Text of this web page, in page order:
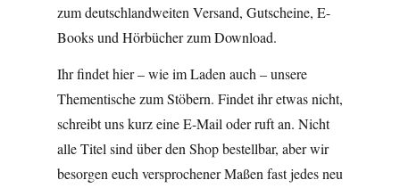
zum deutschlandweiten Versand, Gutscheine, E-
Books und Hörbücher zum Download.
Ihr findet hier – wie im Laden auch – unsere
Thementische zum Stöbern. Findet ihr etwas nicht,
schreibt uns kurz eine E-Mail oder ruft an. Nicht
alle Titel sind über den Shop bestellbar, aber wir
besorgen euch versprochener Maßen fast jedes neu